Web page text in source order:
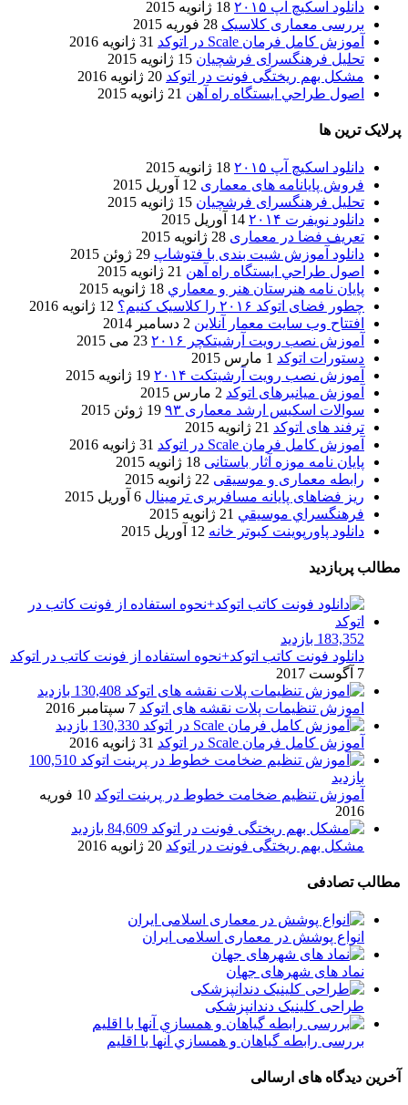
دانلود اسکیچ آپ ۲۰۱۵
18 ژانویه 2015
بررسی معماری کلاسیک 28 فوریه 2015
آموزش کامل فرمان Scale در اتوکد
31 ژانویه 2016
تحلیل فرهنگسرای فرشچیان 15 ژانویه 2015
مشکل بهم ریختگی فونت در اتوکد 20 ژانویه 2016
اصول طراحي ایستگاه راه آهن 21 ژانویه 2015
پرلایک ترین ها
دانلود اسکیچ آپ ۲۰۱۵
18 ژانویه 2015
فروش پایانامه های معماری 12 آوریل 2015
تحلیل فرهنگسرای فرشچیان 15 ژانویه 2015
دانلود نویفرت ۲۰۱۴
14 آوریل 2015
تعریف فضا در معماری 28 ژانویه 2015
دانلود آموزش شیت بندی با فتوشاپ 29 ژوئن 2015
اصول طراحي ایستگاه راه آهن 21 ژانویه 2015
پایان نامه هنرستان هنر و معماري 18 ژانویه 2015
چطور فضای اتوکد ۲۰۱۶ را کلاسیک کنیم؟
12 ژانویه 2016
افتتاح وب سایت معمار آنلاین 2 دسامبر 2014
آموزش نصب رویت آرشیتکچر ۲۰۱۶
23 می 2015
دستورات اتوکد 1 مارس 2015
آموزش نصب رویت آرشیتکت ۲۰۱۴
19 ژانویه 2015
آموزش میانبرهای اتوکد 2 مارس 2015
سوالات اسکیس ارشد معماری ۹۳
19 ژوئن 2015
ترفند های اتوکد 21 ژانویه 2015
آموزش کامل فرمان Scale در اتوکد
31 ژانویه 2016
پایان نامه موزه آثار باستانی 18 ژانویه 2015
رابطه معماری و موسیقی 22 ژانویه 2015
ریز فضاهای پایانه مسافربری ترمینال 6 آوریل 2015
فرهنگسراي موسيقي 21 ژانویه 2015
دانلود پاورپوینت کبوتر خانه 12 آوریل 2015
مطالب پربازدید
183,352 بازدید
دانلود فونت کاتب اتوکد+نحوه استفاده از فونت کاتب در اتوکد
7 آگوست 2017
130,408 بازدید
اموزش تنظیمات پلات نقشه های اتوکد 7 سپتامبر 2016
130,330 بازدید
آموزش کامل فرمان Scale در اتوکد
31 ژانویه 2016
100,510
بازدید
آموزش تنظیم ضخامت خطوط در پرینت اتوکد
10 فوریه
2016
84,609 بازدید
مشکل بهم ریختگی فونت در اتوکد 20 ژانویه 2016
مطالب تصادفی
انواع پوشش در معماری اسلامی ایران
نماد های شهرهای جهان
طراحی کلینیک دندانپزشکی
بررسی رابطه گياهان و همسازي آنها با اقليم
آخرین دیدگاه های ارسالی